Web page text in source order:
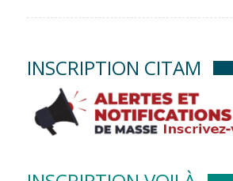
INSCRIPTION CITAM